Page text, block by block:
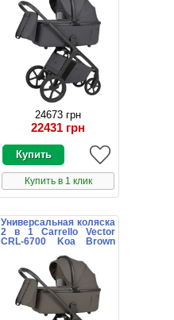
24673 грн
22431 грн
Купить в 1 клик
Универсальная коляска
2 в 1 Carrello Vector
CRL-6700 Koa Brown
дождевиком